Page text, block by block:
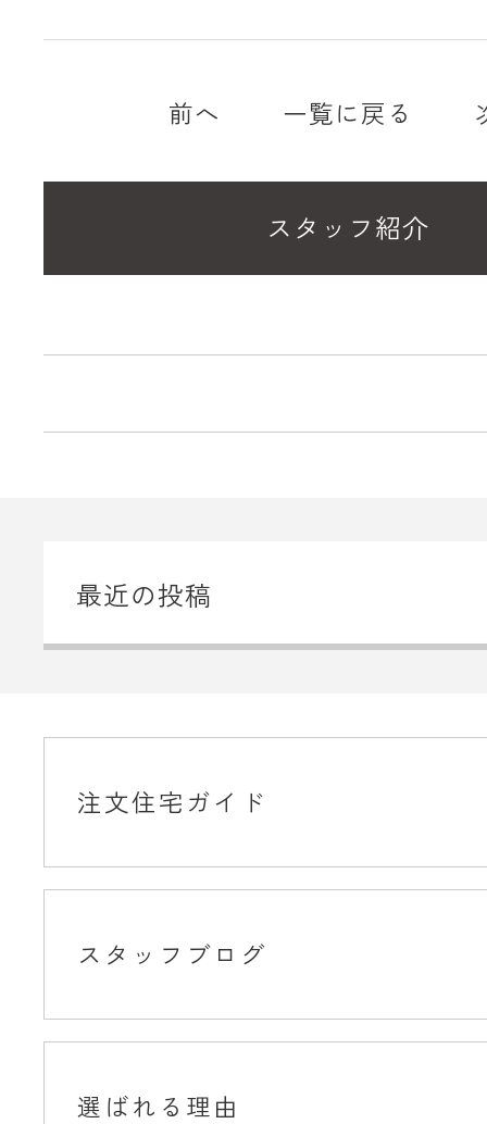
前へ 一覧に戻る
スタッフ紹介
最近の投稿
注文住宅ガイド
スタッフブログ
選ばれる理由